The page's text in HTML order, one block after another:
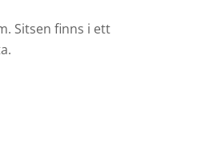
Sitsen finns i ett